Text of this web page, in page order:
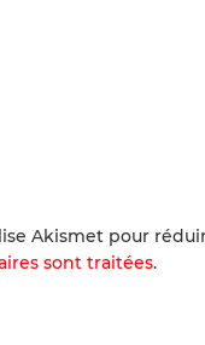
Akismet pour
sont traitées.